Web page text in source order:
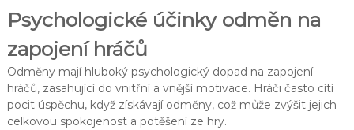
Psychologické účinky odměn na
zapojení hráčů
Odměny mají hluboký psychologický dopad na zapojení
hráčů, zasahující do vnitřní a vnější motivace. Hráči často cítí
pocit úspěchu, když získávají odměny, což může zvýšit jejich
celkovou spokojenost a potěšení ze hry.